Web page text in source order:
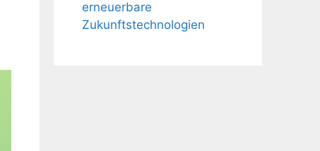
erneuerbare
Zukunftstechnologien